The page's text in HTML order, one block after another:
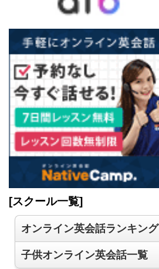
[スクール一覧]
オンライン英会話ランキング
子供オンライン英会話一覧